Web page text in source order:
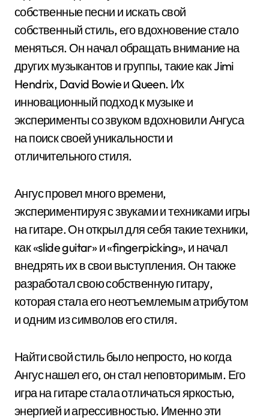
собственные песни и искать свой
собственный стиль, его вдохновение стало
меняться. Он начал обращать внимание на
других музыкантов и группы, такие как Jimi
Hendrix, David Bowie и Queen. Их
инновационный подход к музыке и
эксперименты со звуком вдохновили Ангуса
на поиск своей уникальности и
отличительного стиля.
Ангус провел много времени,
экспериментируя с звуками и техниками игры
на гитаре. Он открыл для себя такие техники,
как «slide guitar» и «fingerpicking», и начал
внедрять их в свои выступления. Он также
разработал свою собственную гитару,
которая стала его неотъемлемым атрибутом
и одним из символов его стиля.
Найти свой стиль было непросто, но когда
Ангус нашел его, он стал неповторимым. Его
игра на гитаре стала отличаться яркостью,
энергией и агрессивностью. Именно эти